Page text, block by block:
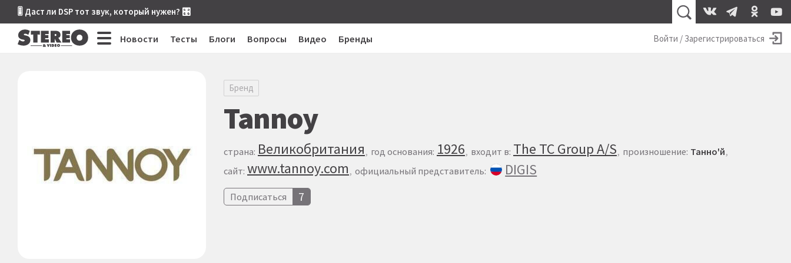
🎚 Даст ли DSP тот звук, который нужен? 🎛
Новости Тесты Блоги Вопросы Видео Бренды Войти / Зарегистрироваться
Бренд
Tannoy
страна: Великобритания год основания: 1926 входит в: The TC Group A/S произношение: Танно'й
сайт: www.tannoy.com официальный представитель: DIGIS
Подписаться 7